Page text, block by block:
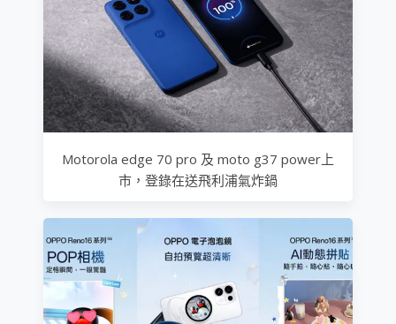
Motorola edge 70 pro 及 moto g37 power上
市，登錄在送飛利浦氣炸鍋